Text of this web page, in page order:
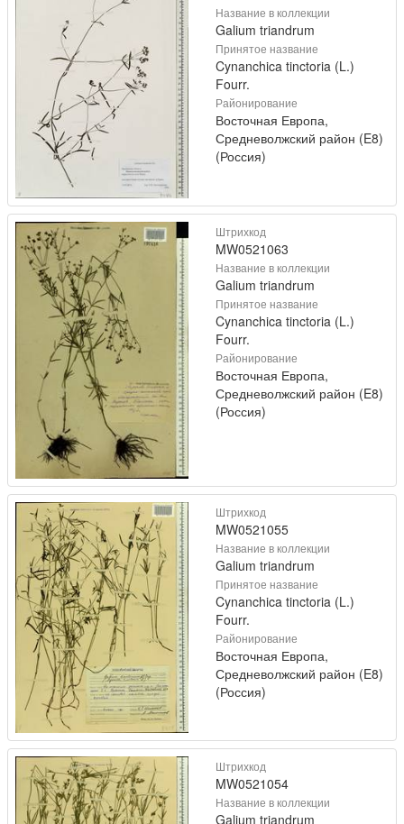
Название в коллекции
Galium triandrum
Принятое название
Cynanchica tinctoria (L.)
Fourr.
Районирование
Восточная Европа,
Средневолжский район (E8)
(Россия)
Штрихкод
MW0521063
Название в коллекции
Galium triandrum
Принятое название
Cynanchica tinctoria (L.)
Fourr.
Районирование
Восточная Европа,
Средневолжский район (E8)
(Россия)
Штрихкод
MW0521055
Название в коллекции
Galium triandrum
Принятое название
Cynanchica tinctoria (L.)
Fourr.
Районирование
Восточная Европа,
Средневолжский район (E8)
(Россия)
Штрихкод
MW0521054
Название в коллекции
Galium triandrum